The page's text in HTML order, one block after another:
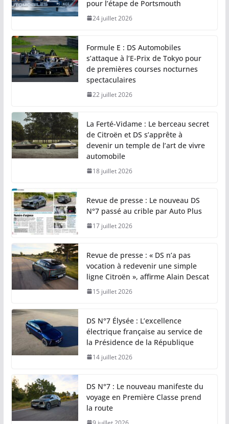
pour l’étape de Portsmouth
24 juillet 2026
Formule E : DS Automobiles
s’attaque à l’E-Prix de Tokyo pour
de premières courses nocturnes
spectaculaires
22 juillet 2026
La Ferté-Vidame : Le berceau secret
de Citroën et DS s’apprête à
devenir un temple de l’art de vivre
automobile
18 juillet 2026
Revue de presse : Le nouveau DS
N°7 passé au crible par Auto Plus
17 juillet 2026
Revue de presse : « DS n’a pas
vocation à redevenir une simple
ligne Citroën », affirme Alain Descat
15 juillet 2026
DS N°7 Élysée : L’excellence
électrique française au service de
la Présidence de la République
14 juillet 2026
DS N°7 : Le nouveau manifeste du
voyage en Première Classe prend
la route